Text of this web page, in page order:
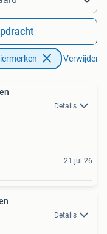
Verwijder
Details
21 jul 26
Details